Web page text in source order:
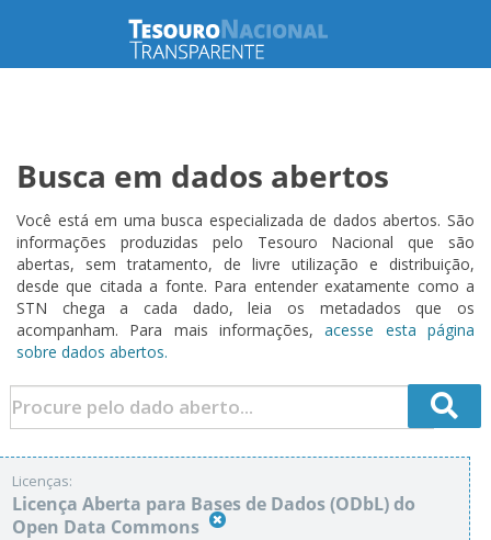
Busca em dados abertos
Você está em uma busca especializada de dados abertos. São
informações produzidas pelo Tesouro Nacional que são
abertas, sem tratamento, de livre utilização e distribuição,
desde que citada a fonte. Para entender exatamente como a
STN chega a cada dado, leia os metadados que os
acompanham. Para mais informações,acesse esta página
sobre dados abertos.
Licenças:
Licença Aberta para Bases de Dados (ODbL) do
Open Data Commons